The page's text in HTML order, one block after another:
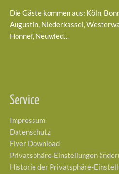
Die Gäste kommen aus: Köln,
Augustin, Niederkassel,
Honnef, Neuwied…
Service
Impressum
Datenschutz
Flyer Download
Privatsphäre-Einstellungen
Historie der Privatsphäre-